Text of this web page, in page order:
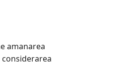
amanarea